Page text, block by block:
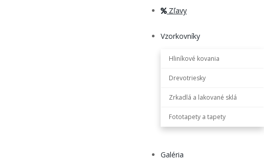
Zľavy
Vzorkovníky
Hliníkové kovania
Drevotriesky
Zrkadlá a lakované sklá
Fototapety a tapety
Galéria